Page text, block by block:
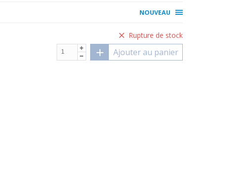
NOUVEAU
Rupture de stock
Ajouter au panier